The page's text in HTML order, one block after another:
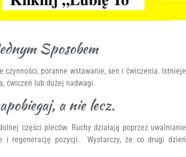
Sposobem
czynności, poranne wstawanie, sen i ćwiczenia. Istnieje
ćwiczeń lub dużej nadwagi.
a nie lecz.
części pleców. Ruchy działają poprzez uwalnianie
i regenerację pozycji. Wystarczy, że co drugi dzień